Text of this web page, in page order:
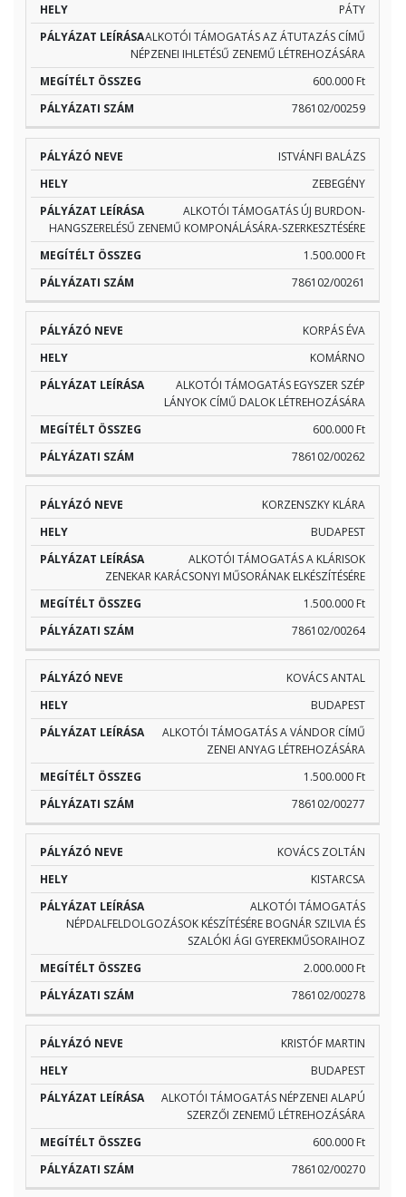
PÁTY
ALKOTÓI TÁMOGATÁS AZ ÁTUTAZÁS CÍMŰ
NÉPZENEI IHLETÉSŰ ZENEMŰ LÉTREHOZÁSÁRA
600.000 Ft
786102/00259
ISTVÁNFI BALÁZS
ZEBEGÉNY
ALKOTÓI TÁMOGATÁS ÚJ BURDON-
HANGSZERELÉSŰ ZENEMŰ KOMPONÁLÁSÁRA-SZERKESZTÉSÉRE
1.500.000 Ft
786102/00261
KORPÁS ÉVA
KOMÁRNO
ALKOTÓI TÁMOGATÁS EGYSZER SZÉP
LÁNYOK CÍMŰ DALOK LÉTREHOZÁSÁRA
600.000 Ft
786102/00262
KORZENSZKY KLÁRA
BUDAPEST
ALKOTÓI TÁMOGATÁS A KLÁRISOK
ZENEKAR KARÁCSONYI MŰSORÁNAK ELKÉSZÍTÉSÉRE
1.500.000 Ft
786102/00264
KOVÁCS ANTAL
BUDAPEST
ALKOTÓI TÁMOGATÁS A VÁNDOR CÍMŰ
ZENEI ANYAG LÉTREHOZÁSÁRA
1.500.000 Ft
786102/00277
KOVÁCS ZOLTÁN
KISTARCSA
ALKOTÓI TÁMOGATÁS
NÉPDALFELDOLGOZÁSOK KÉSZÍTÉSÉRE BOGNÁR SZILVIA ÉS
SZALÓKI ÁGI GYEREKMŰSORAIHOZ
2.000.000 Ft
786102/00278
KRISTÓF MARTIN
BUDAPEST
ALKOTÓI TÁMOGATÁS NÉPZENEI ALAPÚ
SZERZŐI ZENEMŰ LÉTREHOZÁSÁRA
600.000 Ft
786102/00270